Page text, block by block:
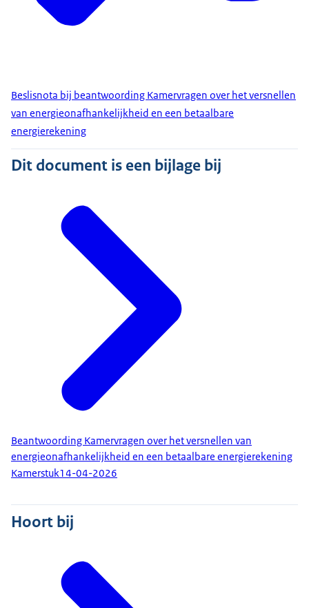
Beslisnota bij beantwoording Kamervragen over het versnellen
van energieonafhankelijkheid en een betaalbare
energierekening
Dit document is een bijlage bij
Beantwoording Kamervragen over het versnellen van
energieonafhankelijkheid en een betaalbare energierekening
Kamerstuk14-04-2026
Hoort bij